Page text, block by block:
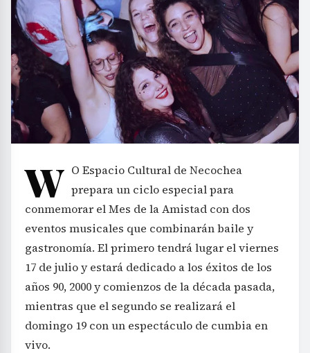
W O Espacio Cultural de Necochea
prepara un ciclo especial para
conmemorar el Mes de la Amistad con dos
eventos musicales que combinarán baile y
gastronomía. El primero tendrá lugar el viernes
17 de julio y estará dedicado a los éxitos de los
años 90, 2000 y comienzos de la década pasada,
mientras que el segundo se realizará el
domingo 19 con un espectáculo de cumbia en
vivo.